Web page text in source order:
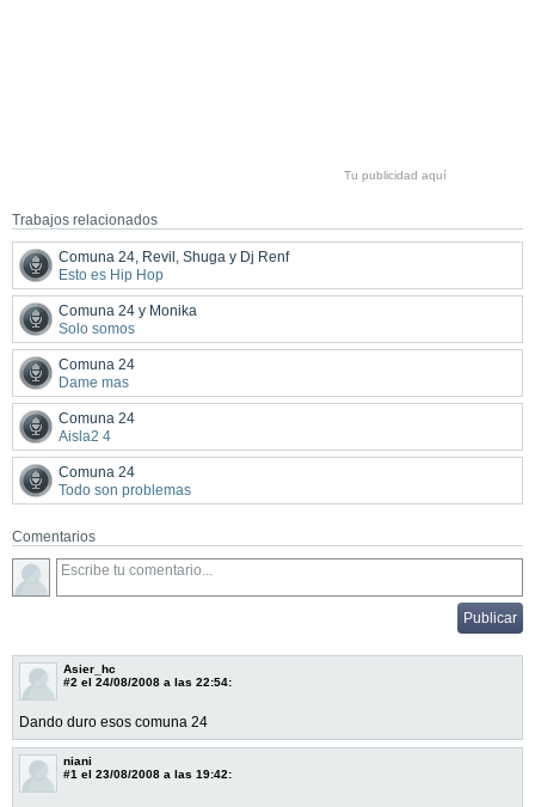
Tu publicidad aquí
Trabajos relacionados
Comuna 24, Revil, Shuga y Dj Renf
Esto es Hip Hop
Comuna 24 y Monika
Solo somos
Comuna 24
Dame mas
Comuna 24
Aisla2 4
Comuna 24
Todo son problemas
Comentarios
Asier_hc
#2 el 24/08/2008 a las 22:54:
Dando duro esos comuna 24
niani
#1 el 23/08/2008 a las 19:42: